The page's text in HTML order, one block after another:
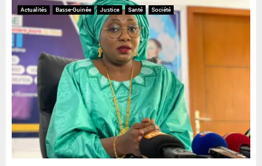
Actualités Basse-Guinée Justice Santé Société